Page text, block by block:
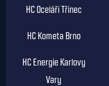
HC Oceláři Třinec
HC Kometa Brno
HC Energie Karlovy
Vary